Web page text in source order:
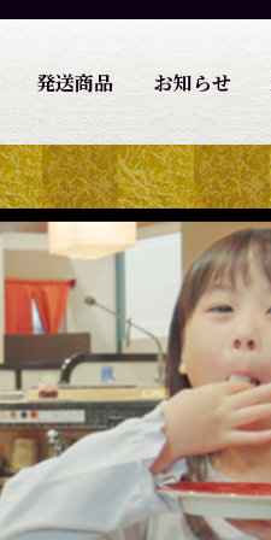
発送商品 お知らせ